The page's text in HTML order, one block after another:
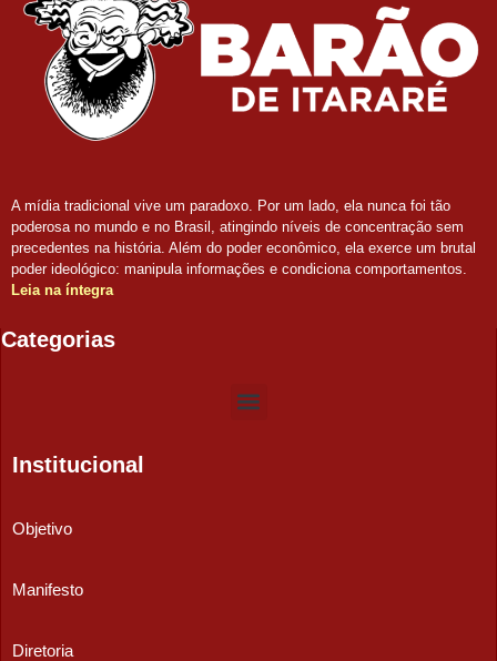
A mídia tradicional vive um paradoxo. Por um lado, ela nunca foi tão
poderosa no mundo e no Brasil, atingindo níveis de concentração sem
precedentes na história. Além do poder econômico, ela exerce um brutal
poder ideológico: manipula informações e condiciona comportamentos.
Leia na íntegra
Categorias
Institucional
Objetivo
Manifesto
Diretoria